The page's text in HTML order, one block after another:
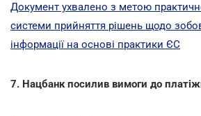
Документ ухвалено з метою
системи прийняття рішень щодо
інформації на основі практики ЄС
7. Нацбанк посилив вимоги до